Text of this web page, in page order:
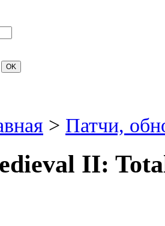
> Патчи,
II: